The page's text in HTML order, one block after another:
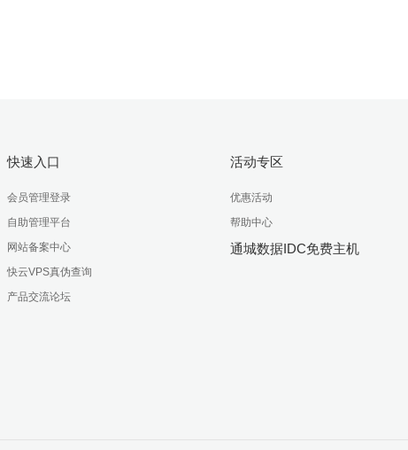
快速入口
会员管理登录
自助管理平台
网站备案中心
快云VPS真伪查询
产品交流论坛
活动专区
优惠活动
帮助中心
通城数据IDC免费主机